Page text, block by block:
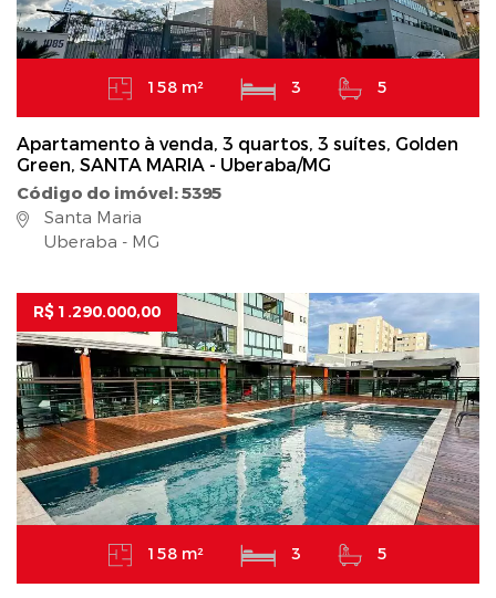
158 m² 3 5
Apartamento à venda, 3 quartos, 3 suítes, Golden
Green, SANTA MARIA - Uberaba/MG
Código do imóvel: 5395
Santa Maria
Uberaba - MG
R$ 1.290.000,00
158 m² 3 5